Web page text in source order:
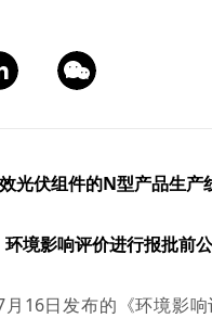
光伏组件的N型产品生产
环境影响评价进行报批前
16日发布的《环境影